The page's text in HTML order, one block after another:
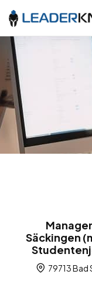
Säckingen
79713